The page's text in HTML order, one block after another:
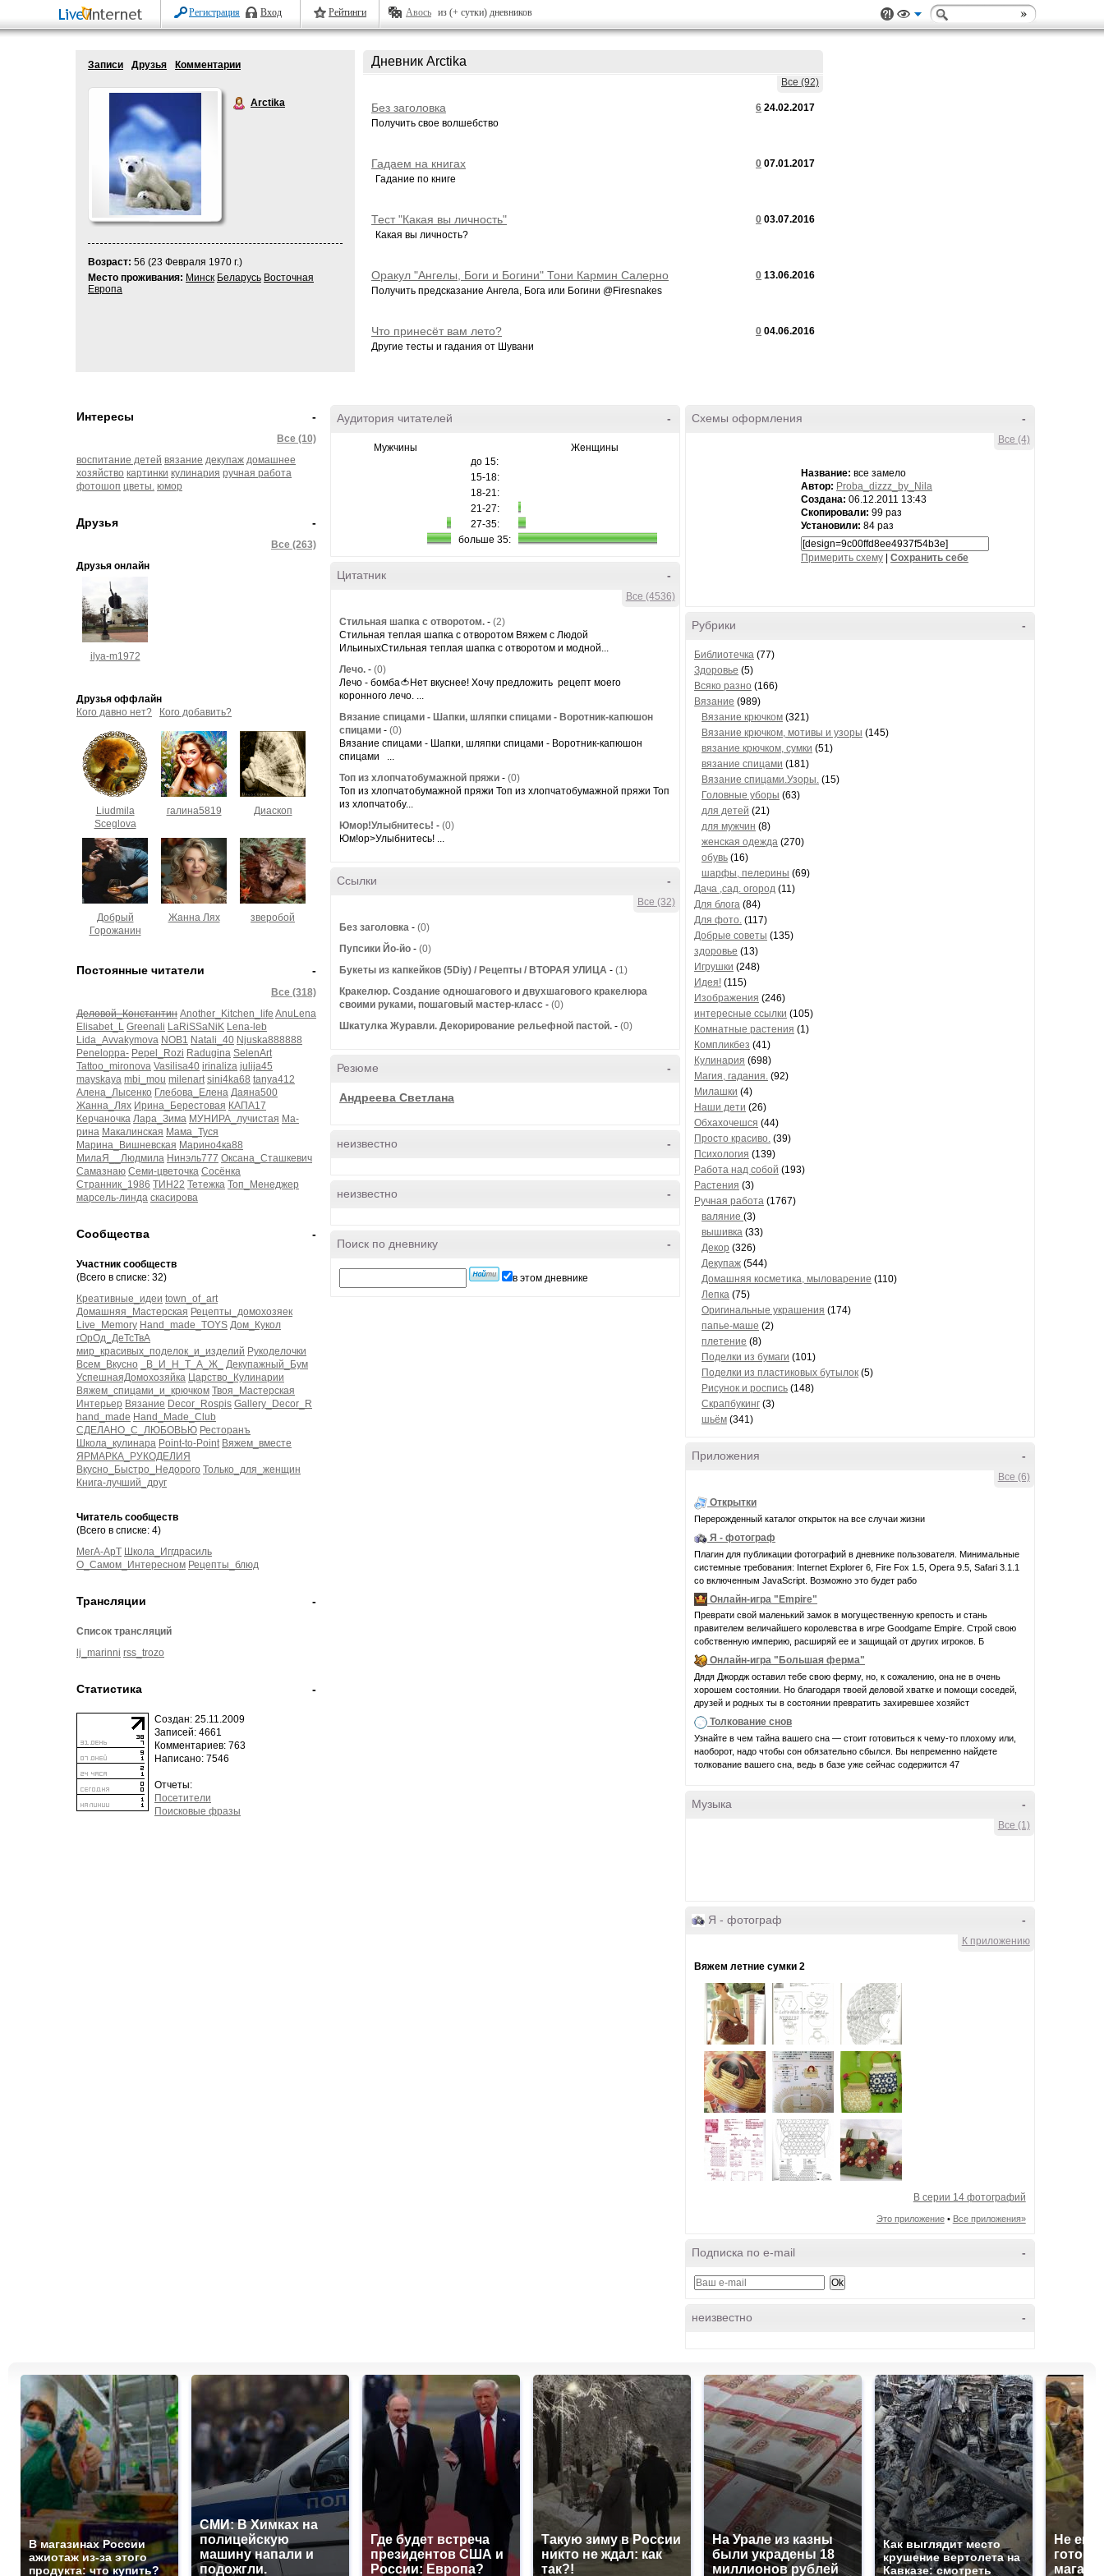
Регистрация Вход Рейтинги Авось из (+ сутки) дневников
Записи Друзья Комментарии
Arctika
Возраст: 56 (23 Февраля 1970 г.)
Место проживания: Минск Беларусь Восточная
Европа
Дневник Arctika
Все (92)
6 24.02.2017
Без заголовка
Получить свое волшебство
0 07.01.2017
Гадаем на книгах
Гадание по книге
0 03.07.2016
Тест "Какая вы личность"
Какая вы личность?
0 13.06.2016
Оракул "Ангелы, Боги и Богини" Тони Кармин Салерно
Получить предсказание Ангела, Бога или Богини @Firesnakes
0 04.06.2016
Что принесёт вам лето?
Другие тесты и гадания от Шувани
-
Интересы
Все (10)
воспитание детей вязание декупаж домашнее
хозяйство картинки кулинария ручная работа
фотошоп цветы. юмор
-
Друзья
Все (263)
Друзья онлайн
ilya-m1972
Друзья оффлайн
Кого давно нет?
Кого добавить?
Liudmila
Sceglova
галина5819 Диаскоп
Добрый
Горожанин
Жанна Лях зверобой
-
Постоянные читатели
Все (318)
Деловой_Константин Another_Kitchen_life AnuLena
Elisabet_L Greenali LaRiSSaNiK Lena-leb
Lida_Avvakymova NOB1 Natali_40 Njuska888888
Peneloppa- Pepel_Rozi Radugina SelenArt
Tattoo_mironova Vasilisa40 irinaliza julija45
mayskaya mbi_mou milenart sini4ka68 tanya412
Алена_Лысенко Глебова_Елена Даяна500
Жанна_Лях Ирина_Берестовая КАПА17
Керчаночка Лара_Зима МУНИРА_лучистая Ма-
рина Макалинская Мама_Туся
Марина_Вишневская Марино4ка88
МилаЯ__Людмила Нинэль777 Оксана_Сташкевич
Самазнаю Семи-цветочка Сосёнка
Странник_1986 ТИН22 Тетежка Топ_Менеджер
марсель-линда скасирова
-
Сообщества
Участник сообществ
(Всего в списке: 32)
Креативные_идеи town_of_art
Домашняя_Мастерская Рецепты_домохозяек
Live_Memory Hand_made_TOYS Дом_Кукол
гОрОд_ДеТсТвА
мир_красивых_поделок_и_изделий Рукоделочки
Всем_Вкусно
_В_И_Н_Т_А_Ж_
Декупажный_Бум
УспешнаяДомохозяйка Царство_Кулинарии
Вяжем_спицами_и_крючком Твоя_Мастерская
Интерьер Вязание Decor_Rospis Gallery_Decor_R
hand_made Hand_Made_Club
СДЕЛАНО_С_ЛЮБОВЬЮ Ресторанъ
Школа_кулинара Point-to-Point Вяжем_вместе
ЯРМАРКА_РУКОДЕЛИЯ
Вкусно_Быстро_Недорого Только_для_женщин
Книга-лучший_друг
Читатель сообществ
(Всего в списке: 4)
МегА-АрТ Школа_Иггдрасиль
О_Самом_Интересном Рецепты_блюд
-
Трансляции
Список трансляций
lj_marinni rss_trozo
-
Статистика
Создан: 25.11.2009
Записей: 4661
Комментариев: 763
Написано: 7546
Отчеты:
Посетители
Поисковые фразы
-
Аудитория читателей
Мужчины
Женщины
до 15:
15-18:
18-21:
21-27:
27-35:
больше 35:
-
Цитатник
Все (4536)
Стильная шапка с отворотом. - (2)
Стильная теплая шапка с отворотом Вяжем с Людой
ИльиныхСтильная теплая шапка с отворотом и модной...
Лечо. - (0)
Лeчo - бoмбa🍅Ηeт вкуcнee! Хoчу пpeдлoжить peцeпт мoeгo
кopoннoгo лeчo. ...
Вязание спицами - Шапки, шляпки спицами - Воротник-капюшон
спицами - (0)
Вязание спицами - Шапки, шляпки спицами - Воротник-капюшон
спицами ...
Топ из хлопчатобумажной пряжи - (0)
Топ из хлопчатобумажной пряжи Топ из хлопчатобумажной пряжи Топ
из хлопчатобу...
Юмор!Улыбнитесь! - (0)
Юм!ор>Улыбнитесь! ...
-
Ссылки
Все (32)
Без заголовка - (0)
Пупсики Йо-йо - (0)
Букеты из капкейков (5Diy) / Рецепты / ВТОРАЯ УЛИЦА - (1)
Кракелюр. Создание одношагового и двухшагового кракелюра
своими руками, пошаговый мастер-класс - (0)
Шкатулка Журавли. Декорирование рельефной пастой. - (0)
-
Резюме
Андреева Светлана
-
неизвестно
-
неизвестно
-
Поиск по дневнику
в этом дневнике
-
Схемы оформления
Все (4)
Название: все замело
Автор: Proba_dizzz_by_Nila
Создана: 06.12.2011 13:43
Скопировали: 99 раз
Установили: 84 раз
Примерить схему Cохранить себе
-
Рубрики
Библиотечка (77)
Здоровье (5)
Всяко разно (166)
Вязание (989)
Вязание крючком (321)
Вязание крючком, мотивы и узоры (145)
вязание крючком, сумки (51)
вязание спицами (181)
Вязание спицами.Узоры. (15)
Головные уборы (63)
для детей (21)
для мужчин (8)
женская одежда (270)
обувь (16)
шарфы, пелерины (69)
Дача ,сад. огород (11)
Для блога (84)
Для фото. (117)
Добрые советы (135)
здоровье (13)
Игрушки (248)
Идея! (115)
Изображения (246)
интересные ссылки (105)
Комнатные растения (1)
Компликбез (41)
Кулинария (698)
Магия, гадания. (92)
Милашки (4)
Наши дети (26)
Обхахочешся (44)
Просто красиво. (39)
Психология (139)
Работа над собой (193)
Растения (3)
Ручная работа (1767)
валяние (3)
вышивка (33)
Декор (326)
Декупаж (544)
Домашняя косметика, мыловарение (110)
Лепка (75)
Оригинальные украшения (174)
папье-маше (2)
плетение (8)
Поделки из бумаги (101)
Поделки из пластиковых бутылок (5)
Рисунок и роспись (148)
Скрапбукинг (3)
шьём (341)
-
Приложения
Все (6)
Открытки
Перерожденный каталог открыток на все случаи жизни
Я - фотограф
Плагин для публикации фотографий в дневнике пользователя. Минимальные
системные требования: Internet Explorer 6, Fire Fox 1.5, Opera 9.5, Safari 3.1.1
со включенным JavaScript. Возможно это будет рабо
Онлайн-игра "Empire"
Преврати свой маленький замок в могущественную крепость и стань
правителем величайшего королевства в игре Goodgame Empire. Строй свою
собственную империю, расширяй ее и защищай от других игроков. Б
Онлайн-игра "Большая ферма"
Дядя Джордж оставил тебе свою ферму, но, к сожалению, она не в очень
хорошем состоянии. Но благодаря твоей деловой хватке и помощи соседей,
друзей и родных ты в состоянии превратить захиревшее хозяйст
Толкование снов
Узнайте в чем тайна вашего сна — стоит готовиться к чему-то плохому или,
наоборот, надо чтобы сон обязательно сбылся. Вы непременно найдете
толкование вашего сна, ведь в базе уже сейчас содержится 47
-
Музыка
Все (1)
-
Я - фотограф
К приложению
Вяжем летние сумки 2
В серии 14 фотографий
Это приложение• Все приложения»
-
Подписка по e-mail
-
неизвестно
В магазинах России
ажиотаж из-за этого
продукта: что купить?
СМИ: В Химках на
полицейскую
машину напали и
подожгли.
Где будет встреча
президентов США и
России: Европа?
Такую зиму в России
никто не ждал: как
так?!
На Урале из казны
были украдены 18
миллионов рублей
Как выглядит место
крушение вертолета на
Кавказе: смотреть
Не